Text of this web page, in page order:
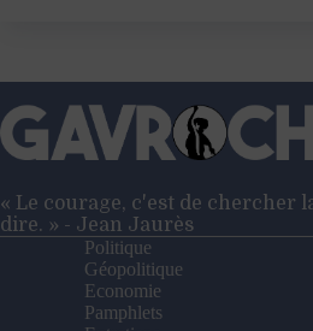
va-
t-
on
?
« Le courage, c'est de chercher
dire. » - Jean Jaurès
Politique
Géopolitique
Economie
Pamphlets